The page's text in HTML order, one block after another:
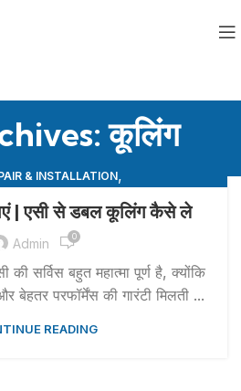
कूलिंग
& INSTALLATION,
& INSTALLATION ,REPAIRS
| एसी से डबल कूलिंग कैसे ले
Admin 0
की सर्विस बहुत महात्मा पूर्ण है, क्योंकि
बेहतर परफॉर्मेंस की गारंटी मिलती ...
READING